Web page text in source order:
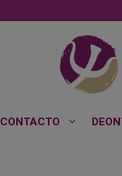
CONTACTO